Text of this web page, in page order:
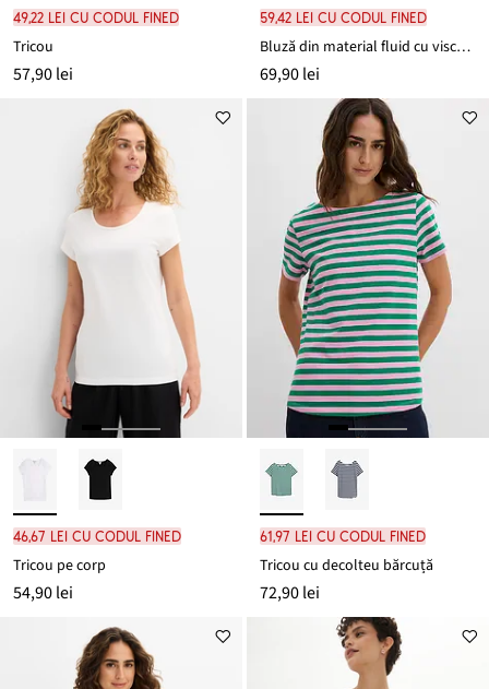
49,22 lei cu codul FINED
Tricou
57,90 lei
59,42 lei cu codul FINED
Bluză din material fluid cu viscoză
69,90 lei
46,67 lei cu codul FINED
Tricou pe corp
54,90 lei
61,97 lei cu codul FINED
Tricou cu decolteu bărcuță
72,90 lei